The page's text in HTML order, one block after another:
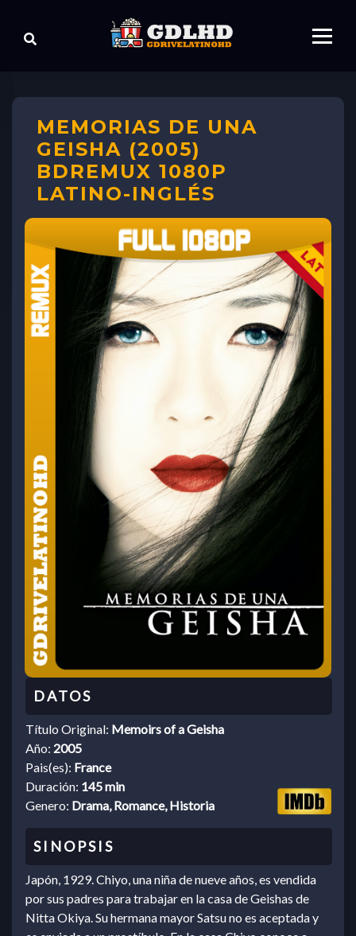
MEMORIAS DE UNA
GEISHA (2005)
BDREMUX 1080P
LATINO-INGLÉS
Título Original: Memoirs of a Geisha
Año: 2005
Pais(es): France
Duración: 145 min
Genero: Drama, Romance, Historia
Japón, 1929. Chiyo, una niña de nueve años, es vendida
por sus padres para trabajar en la casa de Geishas de
Nitta Okiya. Su hermana mayor Satsu no es aceptada y